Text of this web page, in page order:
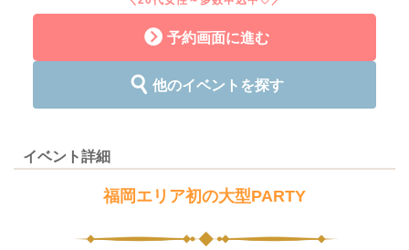
予約画面に進む
他のイベントを探す
イベント詳細
福岡エリア初の大型PARTY